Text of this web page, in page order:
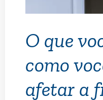
O que
como
afetar a